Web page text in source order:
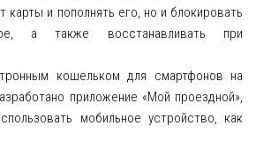
карты и пополнять его, но и блокировать
а также восстанавливать при
кошельком для смартфонов на
приложение «Мой проездной»,
мобильное устройство, как